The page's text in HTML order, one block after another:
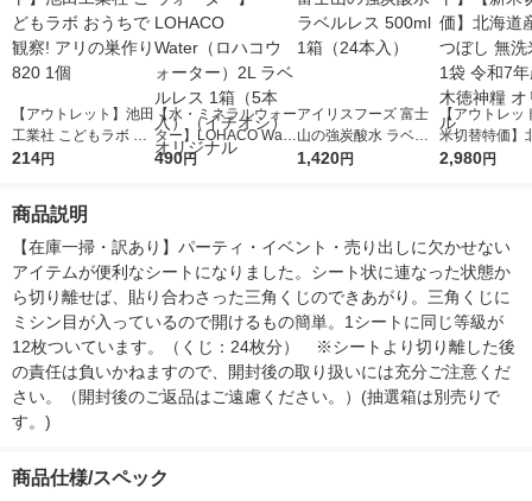
【アウトレット】池田
工業社 こどもラボ お
うちで観察! アリの巣
214円
【水・ミネラルウォー
ター】LOHACO Wate
r（ロハコウォータ
490円
アイリスフーズ 富士
山の強炭酸水 ラベル
レス 500ml 1箱（24
1,420円
【アウトレッ
米切替特価】
ななつぼし 無
2,980円
商品説明
【在庫一掃・訳あり】パーティ・イベント・売り出しに欠かせない
アイテムが便利なシートになりました。シート状に連なった状態か
ら切り離せば、貼り合わさった三角くじのできあがり。三角くじに
ミシン目が入っているので開けるもの簡単。1シートに同じ等級が
12枚ついています。（くじ：24枚分）　※シートより切り離した後
の責任は負いかねますので、開封後の取り扱いには充分ご注意くだ
さい。（開封後のご返品はご遠慮ください。）(抽選箱は別売りで
す。)
商品仕様/スペック